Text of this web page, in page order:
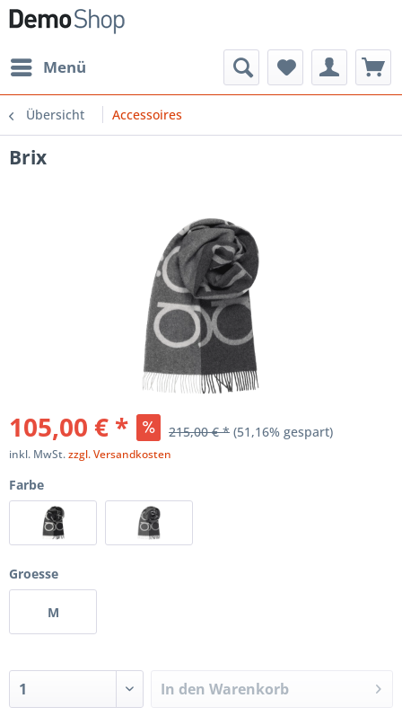
Menü
Übersicht Accessoires
Brix
105,00 € * 215,00 € * (51,16% gespart)
inkl. MwSt.zzgl. Versandkosten
Farbe
Groesse
M
In den Warenkorb